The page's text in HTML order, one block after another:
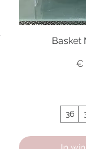
Snel
Basket
€
36